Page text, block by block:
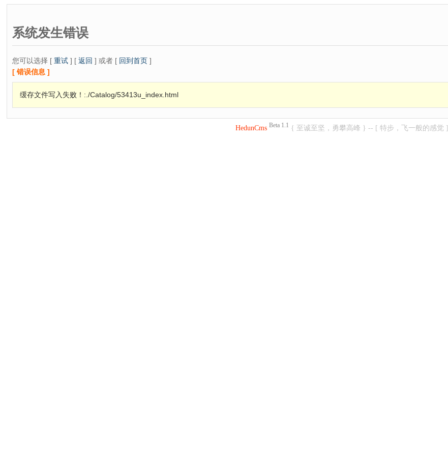
系统发生错误
您可以选择 [ 重试 ] [ 返回 ] 或者 [ 回到首页 ]
[ 错误信息 ]
缓存文件写入失败！:./Catalog/53413u_index.html
HedunCms Beta 1.1 { 至诚至坚，勇攀高峰 } -- [ 特步，飞一般的感觉 ]